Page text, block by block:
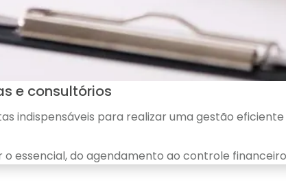
e consultórios
indispensáveis para realizar uma gestão
essencial, do agendamento ao controle